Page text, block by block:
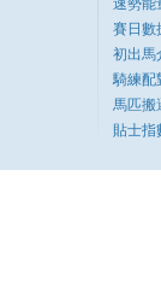
速勢能
賽日數
初出馬
騎練配
馬匹搬
貼士指